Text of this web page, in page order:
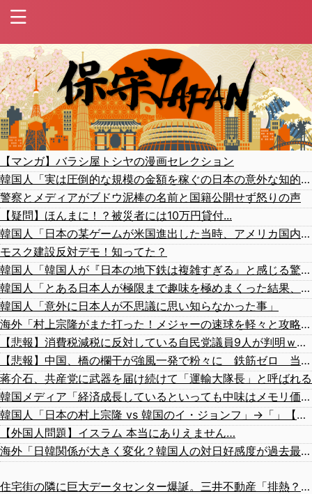
【マンガ】バラシ屋トシヤの漫画セレクション
韓国人「実は圧倒的な規模の金額を稼ぐの日本の意外な知的財産がこちら・・・」
警察とメディアがブドウ泥棒の名前と国籍公開せず怒りの声
【疑問】ほんまに！？被災者には10万円貸付...
韓国人「日本の某ゲームが米国進出した当時、アメリカ国内で巻き起こった熱狂的ブームの様子がこちら…」＝韓国の反応
モスク建設反対デモ！知ってた？
韓国人「韓国人が『日本の地下鉄は複雑すぎる』と感じる驚きの理由がこちらです‥」→「あまりの難易度の高さに冷や汗をかいた‥」
韓国人「とある日本人が極限まで趣味を極めまくった結果、つい生み出してしまったものがこちら…（ﾌﾞﾙﾌﾞﾙ」＝韓国の反応
韓国人「意外に日本人が不思議に思い知らなかった事」
海外「村上宗隆がまた打った！メジャーの速球を軽々と攻略する26号ホームランがこちら…」
【悲報】消費税減税に反対している自民党議員9人が判明ｗｗｗｗｗｗ
【悲報】中国、橋の欄干が強風一発で粉々に 鉄筋ゼロ 当局「接着剤でくっつけただけ」「正常で、品質問題はない」
蒋介石、共産党に武器を届け続けて「運輸大隊長」と呼ばれる
韓国メディア「経済成長しているといっても中味はメモリ価格だけ。雇用増加見通しが半減してしまった」……韓国の内需不況は根強い状況っすね
韓国人「日本の村上宗隆 vs 韓国のイ・ジョンフ」→「」【MLB】
【外国人問題】イスラム 本当にありえません…
海外「日韓関係が大きく変化？韓国人の対日好感度が過去最高を記録」
住宅街の隣に巨大データセンター爆誕。三井不動産「排熱？低周波音？データはまだ出せません」住民ブチギレ